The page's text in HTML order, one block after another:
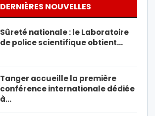
DERNIÈRES NOUVELLES
Sûreté nationale : le Laboratoire
de police scientifique obtient…
Tanger accueille la première
conférence internationale dédiée
à…